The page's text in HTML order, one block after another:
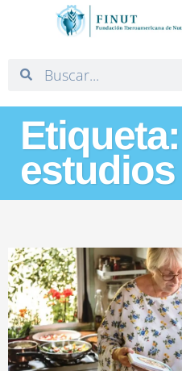
Etiqueta:
estudios